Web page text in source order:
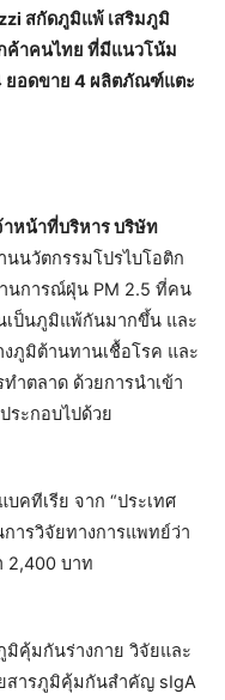
สกัดภูมิแพ้ เสริมภูมิ
ค้าคนไทย ที่มีแนวโน้ม
ยอดขาย 4 ผลิตภัณฑ์แตะ
หน้าที่บริหาร บริษัท
นนวัตกรรมโปรไบโอติก
นการณ์ฝุ่น PM 2.5 ที่คน
เป็นภูมิแพ้กันมากขึ้น และ
ภูมิต้านทานเชื้อโรค และ
ำตลาด ด้วยการนำเข้า
ระกอบไปด้วย
คทีเรีย จาก “ประเทศ
ารวิจัยทางการแพทย์ว่า
2,400 บาท
มิคุ้มกันร่างกาย วิจัยและ
สารภูมิคุ้มกันสำคัญ sIgA